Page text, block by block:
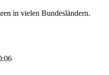
in vielen Bundesländern.